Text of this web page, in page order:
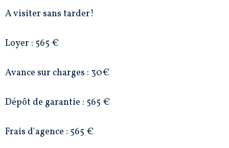
A visiter sans tarder!
Loyer : 565 €
Avance sur charges : 30€
Dépôt de garantie : 565 €
Frais d'agence : 565 €